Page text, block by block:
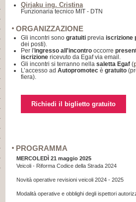
Qirjaku ing. Cristina
Funzionaria tecnico MIT - DTN
ORGANIZZAZIONE
Gli incontri sono gratuiti previa iscrizione
dei posti).
Per l'ingresso all'incontro occorre
iscrizione ricevuto da Egaf via email.
Gli incontri si terranno nella saletta Egaf (
L’accesso ad Autopromotec è gratuito
fiera).
Richiedi il biglietto gratuito
PROGRAMMA
MERCOLEDÌ 21 maggio 2025
Veicoli - Riforma Codice della Strada 2024
Novità operative revisioni veicoli 2024 - 2025
Modalità operative e obblighi degli ispettori